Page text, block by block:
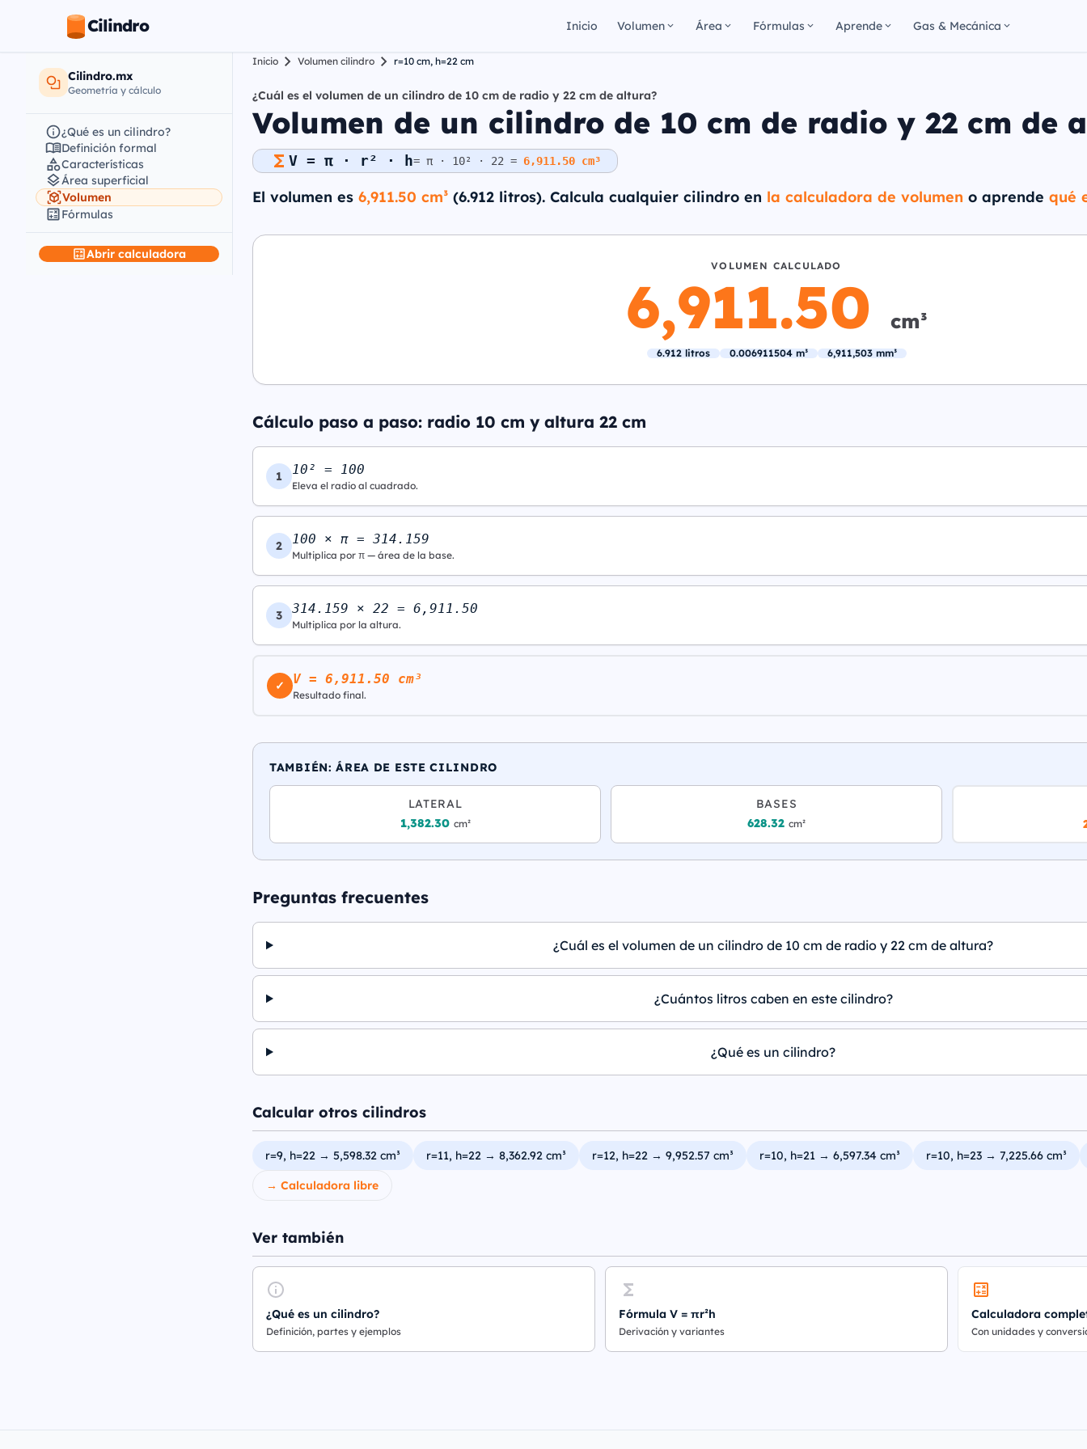
Cilindro Inicio Volumen Área Fórmulas Aprende Gas & Mecánica
Cilindro.mx
Geometría y cálculo
¿Qué es un cilindro?
Definición formal
Características
Área superficial
Volumen
Fórmulas
Abrir calculadora
Inicio Volumen cilindro r=10 cm, h=22 cm
¿Cuál es el volumen de un cilindro de 10 cm de radio y 22 cm de altura?
Volumen de un cilindro de 10 cm de radio y 22 cm de
V = π · r² · h= π · 10² · 22 = 6,911.50 cm³
El volumen es 6,911.50 cm³ (6.912 litros). Calcula cualquier cilindro en la calculadora de volumen o aprende qué
VOLUMEN CALCULADO
6,911.50 cm³
6.912 litros 0.006911504 m³ 6,911,503 mm³
Cálculo paso a paso: radio 10 cm y altura 22 cm
1 10² = 100
Eleva el radio al cuadrado.
2 100 × π = 314.159
Multiplica por π — área de la base.
3 314.159 × 22 = 6,911.50
Multiplica por la altura.
✓ V = 6,911.50 cm³
Resultado final.
TAMBIÉN: ÁREA DE ESTE CILINDRO
LATERAL
1,382.30 cm²
BASES
628.32 cm²
Preguntas frecuentes
¿Cuál es el volumen de un cilindro de 10 cm de radio y 22 cm de altura?
¿Cuántos litros caben en este cilindro?
¿Qué es un cilindro?
Calcular otros cilindros
r=9, h=22 → 5,598.32 cm³ r=11, h=22 → 8,362.92 cm³ r=12, h=22 → 9,952.57 cm³ r=10, h=21 → 6,597.34 cm³ r=10, h=23 → 7,225.66 cm³
→ Calculadora libre
Ver también
¿Qué es un cilindro?
Definición, partes y ejemplos
Fórmula V = πr²h
Derivación y variantes
Calculadora
Con unidades y